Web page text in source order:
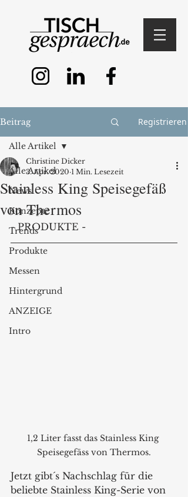
Beitrag Registrieren
Alle Artikel
News
Konzepte
Trends
Produkte
Messen
Hintergrund
ANZEIGE
Intro
Alle Artikel
Stainless King Speisegefäß
von Thermos
Christine Dicker
3. Apr. 2020 1 Min. Lesezeit
- PRODUKTE -
1,2 Liter fasst das Stainless King
Speisegefäss von Thermos.
Jetzt gibt´s Nachschlag für die
beliebte Stainless King-Serie von